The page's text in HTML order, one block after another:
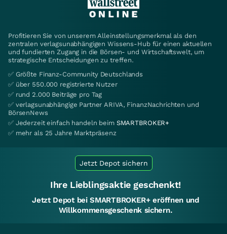
Profitieren Sie von unserem Alleinstellungsmerkmal als den
zentralen verlagsunabhängigen Wissens-Hub für einen aktuellen
und fundierten Zugang in die Börsen- und Wirtschaftswelt, um
strategische Entscheidungen zu treffen.
✅ Größte Finanz-Community Deutschlands
✅ über 550.000 registrierte Nutzer
✅ rund 2.000 Beiträge pro Tag
✅ verlagsunabhängige Partner ARIVA, FinanzNachrichten und
BörsenNews
✅ Jederzeit einfach handeln beim SMARTBROKER+
✅ mehr als 25 Jahre Marktpräsenz
Jetzt Depot sichern
Ihre Lieblingsaktie geschenkt!
Jetzt Depot bei SMARTBROKER+ eröffnen und
Willkommensgeschenk sichern.